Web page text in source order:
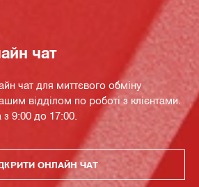
чат
чат для миттєвого обміну
відділом по роботі з клієнтами.
9:00 до 17:00.
ОНЛАЙН ЧАТ